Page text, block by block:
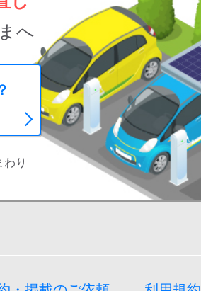
へ
り